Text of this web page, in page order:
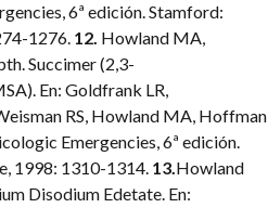
6ª edición. Stamford:
1276. 12. Howland MA,
Succimer (2,3-
En: Goldfrank LR,
RS, Howland MA, Hoffman
Emergencies, 6ª edición.
1998: 1310-1314. 13.Howland
Disodium Edetate. En: